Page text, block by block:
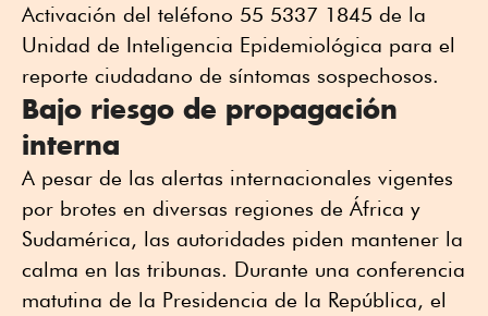
Activación del teléfono 55 5337 1845 de la
Unidad de Inteligencia Epidemiológica para el
reporte ciudadano de síntomas sospechosos.
Bajo riesgo de propagación
interna
A pesar de las alertas internacionales vigentes
por brotes en diversas regiones de África y
Sudamérica, las autoridades piden mantener la
calma en las tribunas. Durante una conferencia
matutina de la Presidencia de la República, el